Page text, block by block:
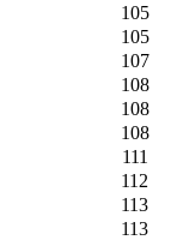
105
105
107
108
108
108
111
112
113
113